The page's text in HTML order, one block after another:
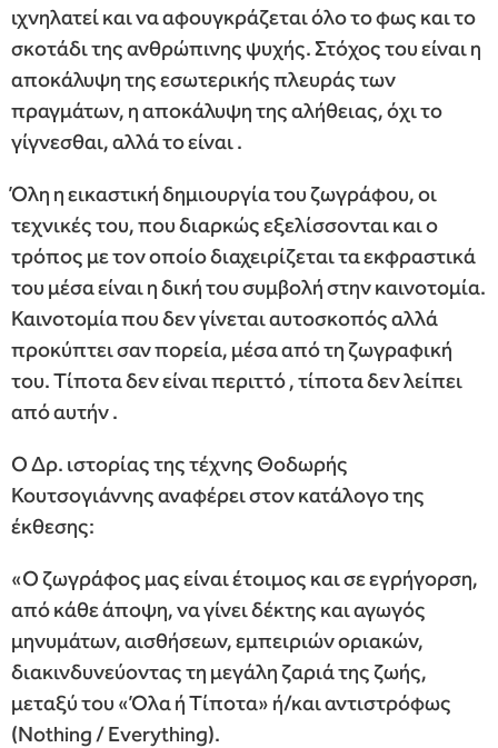
ιχνηλατεί και να αφουγκράζεται όλο το φως και το
σκοτάδι της ανθρώπινης ψυχής. Στόχος του είναι η
αποκάλυψη της εσωτερικής πλευράς των
πραγμάτων, η αποκάλυψη της αλήθειας, όχι το
γίγνεσθαι, αλλά το είναι .
Όλη η εικαστική δημιουργία του ζωγράφου, οι
τεχνικές του, που διαρκώς εξελίσσονται και ο
τρόπος με τον οποίο διαχειρίζεται τα εκφραστικά
του μέσα είναι η δική του συμβολή στην καινοτομία.
Καινοτομία που δεν γίνεται αυτοσκοπός αλλά
προκύπτει σαν πορεία, μέσα από τη ζωγραφική
του. Τίποτα δεν είναι περιττό , τίποτα δεν λείπει
από αυτήν .
Ο Δρ. ιστορίας της τέχνης Θοδωρής
Κουτσογιάννης αναφέρει στον κατάλογο της
έκθεσης:
«Ο ζωγράφος μας είναι έτοιμος και σε εγρήγορση,
από κάθε άποψη, να γίνει δέκτης και αγωγός
μηνυμάτων, αισθήσεων, εμπειριών οριακών,
διακινδυνεύοντας τη μεγάλη ζαριά της ζωής,
μεταξύ του «Όλα ή Τίποτα» ή/και αντιστρόφως
(Nothing / Everything).